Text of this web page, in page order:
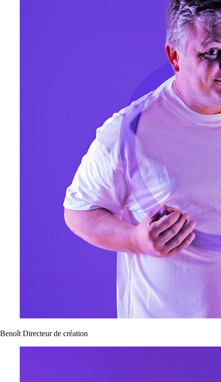
Benoît Directeur de création